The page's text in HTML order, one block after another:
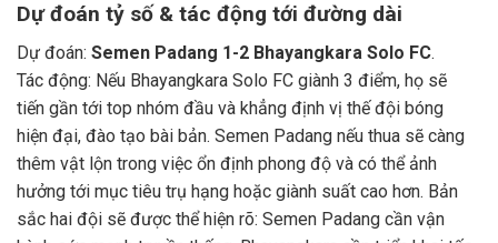
Dự đoán tỷ số & tác động tới đường dài
Dự đoán: Semen Padang 1-2 Bhayangkara Solo FC.
Tác động: Nếu Bhayangkara Solo FC giành 3 điểm, họ sẽ
tiến gần tới top nhóm đầu và khẳng định vị thế đội bóng
hiện đại, đào tạo bài bản. Semen Padang nếu thua sẽ càng
thêm vật lộn trong việc ổn định phong độ và có thể ảnh
hưởng tới mục tiêu trụ hạng hoặc giành suất cao hơn. Bản
sắc hai đội sẽ được thể hiện rõ: Semen Padang cần vận